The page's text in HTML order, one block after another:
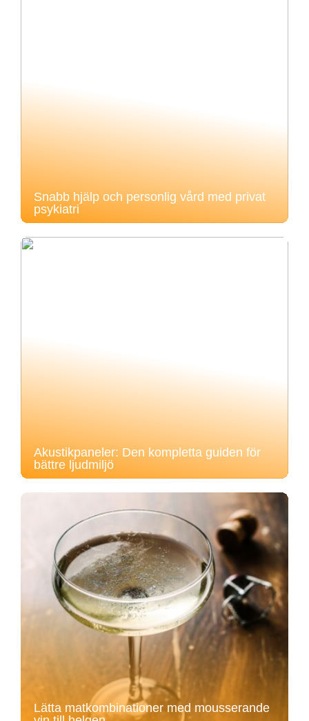
Snabb hjälp och personlig vård med privat
psykiatri
Akustikpaneler: Den kompletta guiden för
bättre ljudmiljö
Lätta matkombinationer med mousserande